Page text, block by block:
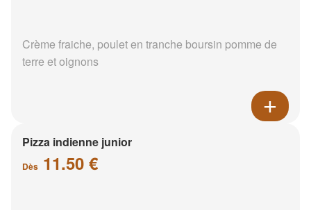
Crème fraiche, poulet en tranche boursin pomme de
terre et oignons
Pizza indienne junior
Dès 11.50 €